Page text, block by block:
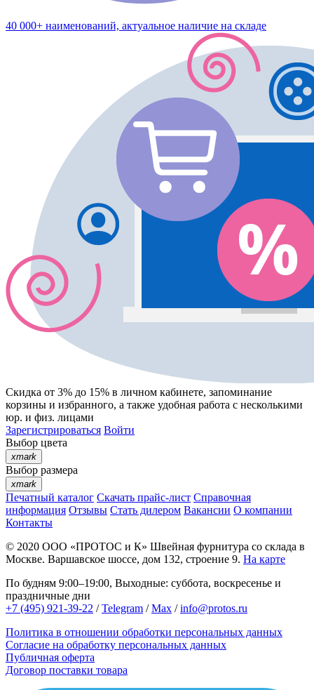
40 000+ наименований, актуальное наличие на складе
Скидка от 3% до 15% в личном кабинете, запоминание
корзины и избранного, а также удобная работа с несколькими
юр. и физ. лицами
Зарегистрироваться Войти
Выбор цвета
xmark
Выбор размера
xmark
Печатный каталог Скачать прайс-лист Справочная
информация Отзывы Стать дилером Вакансии О компании
Контакты
© 2020 ООО «ПРОТОС и К» Швейная фурнитура со склада в
Москве. Варшавское шоссе, дом 132, строение 9. На карте
По будням 9:00–19:00, Выходные: суббота, воскресенье и
праздничные дни
+7 (495) 921-39-22 /Telegram /Max /info@protos.ru
Политика в отношении обработки персональных данных
Согласие на обработку персональных данных
Публичная оферта
Договор поставки товара